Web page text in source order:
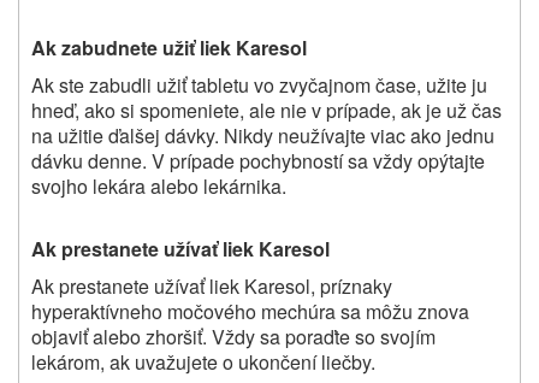
Ak zabudnete užiť liek Karesol
Ak ste zabudli užiť tabletu vo zvyčajnom čase, užite ju
hneď, ako si spomeniete, ale nie v prípade, ak je už čas
na užitie ďalšej dávky. Nikdy neužívajte viac ako jednu
dávku denne. V prípade pochybností sa vždy opýtajte
svojho lekára alebo lekárnika.
Ak prestanete užívať liek Karesol
Ak prestanete užívať liek Karesol, príznaky
hyperaktívneho močového mechúra sa môžu znova
objaviť alebo zhoršiť. Vždy sa poraďte so svojím
lekárom, ak uvažujete o ukončení liečby.